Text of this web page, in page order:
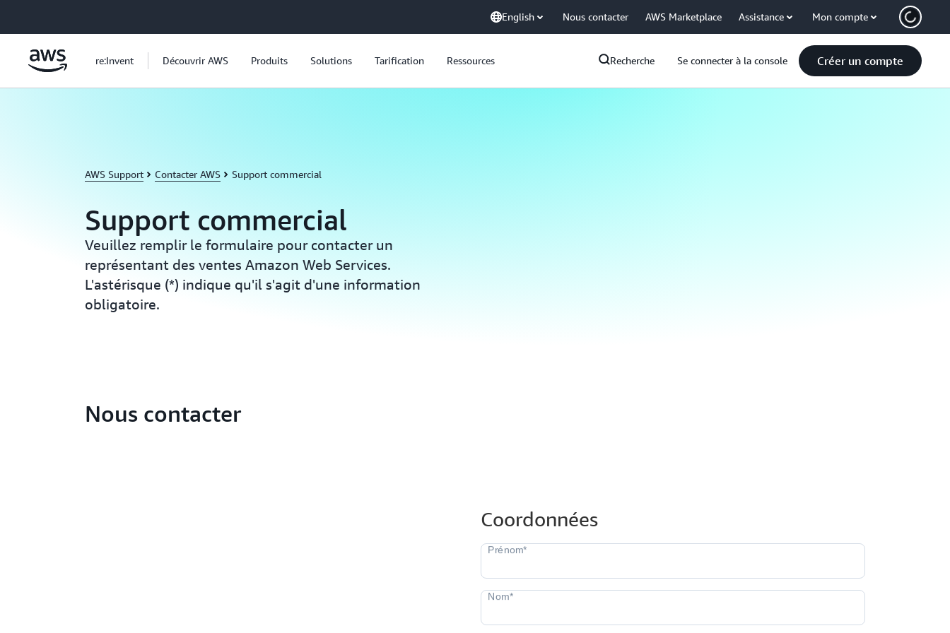
English Nous contacter AWS Marketplace Assistance Mon compte
re:Invent Découvrir AWS Produits Solutions Tarification Ressources Recherche Se connecter à la console Créer un compte
AWS Support Contacter AWS Support commercial
Support commercial
Veuillez remplir le formulaire pour contacter un
représentant des ventes Amazon Web Services.
L'astérisque (*) indique qu'il s'agit d'une information
obligatoire.
Nous contacter
Coordonnées